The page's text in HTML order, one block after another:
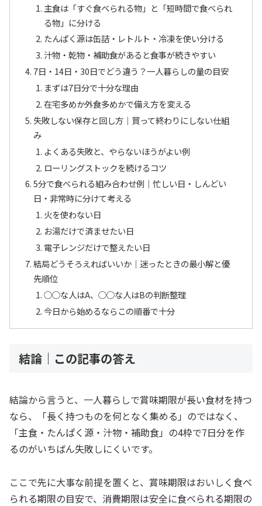
主食は「すぐ食べられる物」と「短時間で食べられ
る物」に分ける
たんぱく源は缶詰・レトルト・冷凍を使い分ける
汁物・乾物・補助食があると食事が続きやすい
7日・14日・30日でどう違う？一人暮らしの量の目安
まずは7日分で十分な理由
在宅多めか外食多めかで備え方を変える
失敗しない保存と回し方｜買って終わりにしない仕組
み
よくある失敗と、やらないほうがよい例
ローリングストックを続けるコツ
5分で食べられる組み合わせ例｜忙しい日・しんどい
日・非常時に分けて考える
火を使わない日
お湯だけで済ませたい日
電子レンジだけで整えたい日
結局どうそろえればいいか｜迷ったときの最小解と優
先順位
○○な人はA、○○な人はBの判断整理
今日から始めるならこの順番で十分
結論｜この記事の答え
結論から言うと、一人暮らしで賞味期限が長い食材を持つ
なら、「長く持つものを何となく集める」のではなく、
「主食・たんぱく源・汁物・補助食」の4枠で7日分を作
るのがいちばん失敗しにくいです。
ここで先に大事な前提を置くと、賞味期限はおいしく食べ
られる期限の目安で、消費期限は安全に食べられる期限の